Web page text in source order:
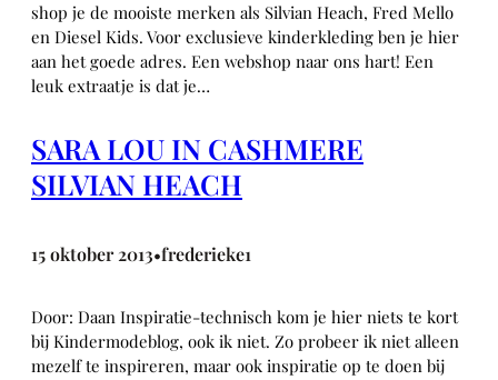
shop je de mooiste merken als Silvian Heach, Fred Mello
en Diesel Kids. Voor exclusieve kinderkleding ben je hier
aan het goede adres. Een webshop naar ons hart! Een
leuk extraatje is dat je…
SARA LOU IN CASHMERE
SILVIAN HEACH
15 oktober 2013•frederieke1
Door: Daan Inspiratie-technisch kom je hier niets te kort
bij Kindermodeblog, ook ik niet. Zo probeer ik niet alleen
mezelf te inspireren, maar ook inspiratie op te doen bij